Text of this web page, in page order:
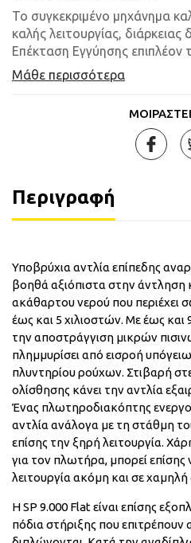
Το συγκεκριμένο μηχάνημα
καλής λειτουργίας,
Επέκταση Εγγύησης επιπλέον
Μάθε περισσότερα
Περιγραφή
Υποβρύχια αντλία επίπεδης
βοηθά αξιόπιστα στην
ακάθαρτου νερού που περιέχει
έως και 5 χιλιοστών. Με έως και
την αποστράγγιση μικρών
πλημμυρίσει από εισροή
πλυντηρίου ρούχων. Στιβαρή
ολίσθησης κάνει την αντλία
Ένας πλωτηροδιακόπτης
αντλία ανάλογα με τη στάθμη
επίσης την ξηρή λειτουργία.
για τον πλωτήρα, μπορεί επίσης
λειτουργία ακόμη και σε
Η SP 9.000 Flat είναι επίσης
πόδια στήριξης που